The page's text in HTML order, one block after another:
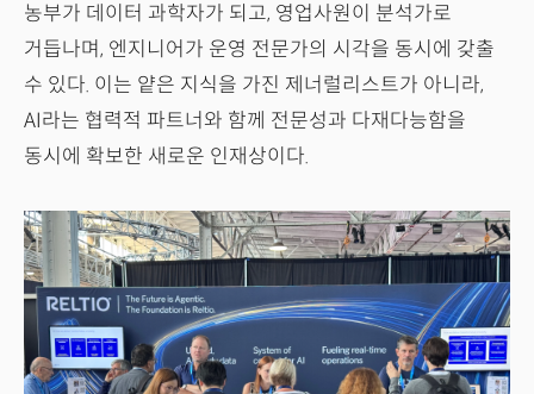
농부가 데이터 과학자가 되고, 영업사원이 분석가로
거듭나며, 엔지니어가 운영 전문가의 시각을 동시에 갖출
수 있다. 이는 얕은 지식을 가진 제너럴리스트가 아니라,
AI라는 협력적 파트너와 함께 전문성과 다재다능함을
동시에 확보한 새로운 인재상이다.